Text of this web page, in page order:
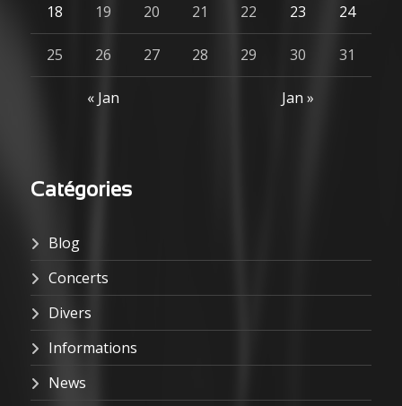
« Jan Jan »
18 19 20 21 22 23 24
25 26 27 28 29 30 31
Catégories
Blog
Concerts
Divers
Informations
News